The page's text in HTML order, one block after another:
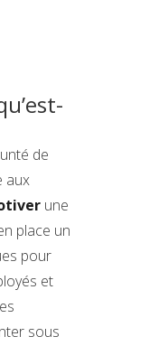
de
aux
une
place un
pour
et
sous